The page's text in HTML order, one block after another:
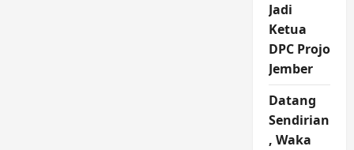
Jadi
Ketua
DPC Projo
Jember
Datang
Sendirian
, Waka